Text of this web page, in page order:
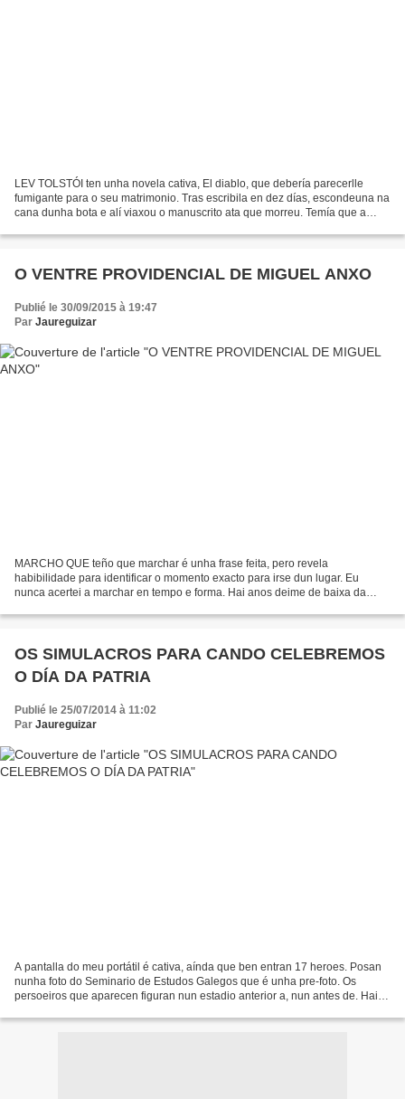
LEV TOLSTÓI ten unha novela cativa, El diablo, que debería parecerlle
fumigante para o seu matrimonio. Tras escribila en dez días, escondeuna na
cana dunha bota e alí viaxou o manuscrito ata que morreu. Temía que a
O VENTRE PROVIDENCIAL DE MIGUEL ANXO
Publié le 30/09/2015 à 19:47
Par Jaureguizar
MARCHO QUE teño que marchar é unha frase feita, pero revela
habibilidade para identificar o momento exacto para irse dun lugar. Eu
nunca acertei a marchar en tempo e forma. Hai anos deime de baixa da
OS SIMULACROS PARA CANDO CELEBREMOS
O DÍA DA PATRIA
Publié le 25/07/2014 à 11:02
Par Jaureguizar
A pantalla do meu portátil é cativa, aínda que ben entran 17 heroes. Posan
nunha foto do Seminario de Estudos Galegos que é unha pre-foto. Os
persoeiros que aparecen figuran nun estadio anterior a, nun antes de. Hai